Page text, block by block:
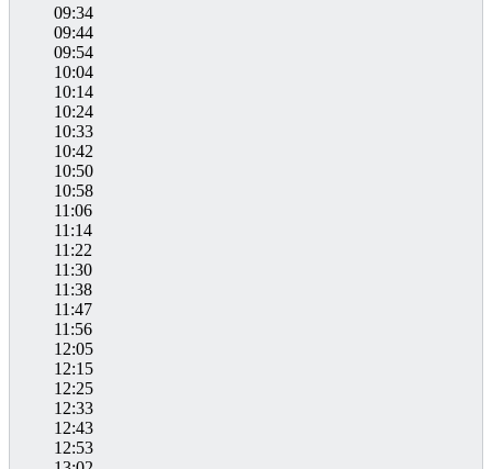
09:34
09:44
09:54
10:04
10:14
10:24
10:33
10:42
10:50
10:58
11:06
11:14
11:22
11:30
11:38
11:47
11:56
12:05
12:15
12:25
12:33
12:43
12:53